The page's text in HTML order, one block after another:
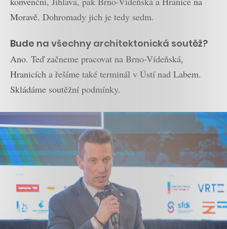
Moravě. Dohromady jich je tedy sedm.
Bude na všechny architektonická soutěž?
Ano. Teď začneme pracovat na Brno-Vídeňská,
Hranicích a řešíme také terminál v Ústí nad Labem.
Skládáme soutěžní podmínky.